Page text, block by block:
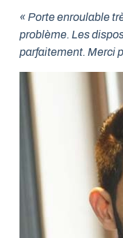
« Porte enroulable
problème. Les
parfaitement. Merci